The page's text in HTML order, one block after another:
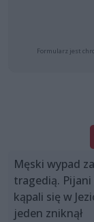
Formularz jest
Męski wypad
tragedią. Pijani
kąpali się w
jeden zniknął